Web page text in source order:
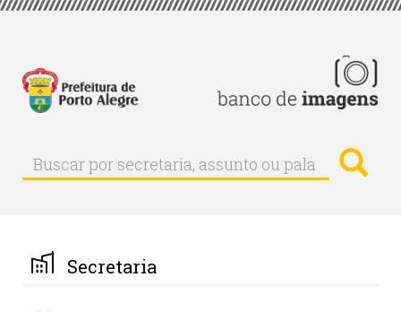
Pular
principal
Buscar
Buscar
por
palavra-
chave
Secretaria